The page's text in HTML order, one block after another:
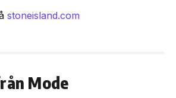
stoneisland.com
Mode